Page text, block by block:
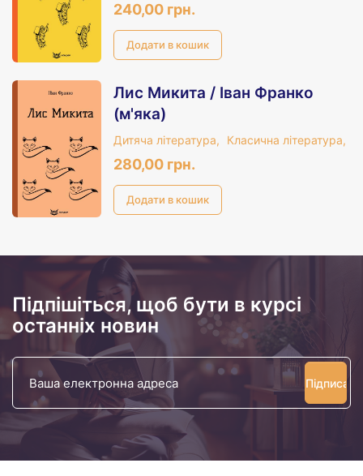
240,00 грн.
Лис Микита / Іван Франко
(м'яка)
Дитяча література, Класична література,
280,00 грн.
Підпішіться, щоб бути в курсі
останніх новин
Ваша
електронна